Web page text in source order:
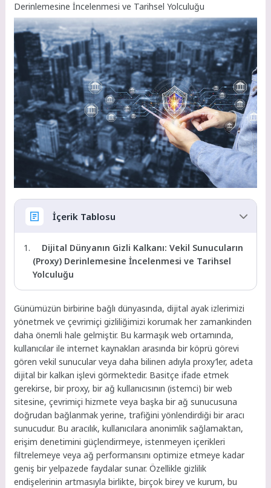
Derinlemesine İncelenmesi ve Tarihsel Yolculuğu
İçerik Tablosu
Dijital Dünyanın Gizli Kalkanı: Vekil Sunucuların
(Proxy) Derinlemesine İncelenmesi ve Tarihsel
Yolculuğu
Günümüzün birbirine bağlı dünyasında, dijital ayak izlerimizi
yönetmek ve çevrimiçi gizliliğimizi korumak her zamankinden
daha önemli hale gelmiştir. Bu karmaşık web ortamında,
kullanıcılar ile internet kaynakları arasında bir köprü görevi
gören vekil sunucular veya daha bilinen adıyla proxy’ler, adeta
dijital bir kalkan işlevi görmektedir. Basitçe ifade etmek
gerekirse, bir proxy, bir ağ kullanıcısının (istemci) bir web
sitesine, çevrimiçi hizmete veya başka bir ağ sunucusuna
doğrudan bağlanmak yerine, trafiğini yönlendirdiği bir aracı
sunucudur. Bu aracılık, kullanıcılara anonimlik sağlamaktan,
erişim denetimini güçlendirmeye, istenmeyen içerikleri
filtrelemeye veya ağ performansını optimize etmeye kadar
geniş bir yelpazede faydalar sunar. Özellikle gizlilik
endişelerinin artmasıyla birlikte, birçok birey ve kurum, bu